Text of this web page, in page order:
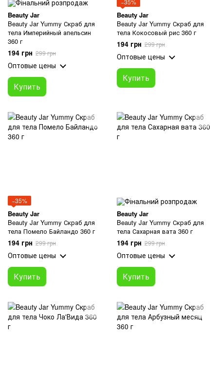
Beauty Jar
Beauty Jar Yummy Скраб для
тела Империйный апельсин
360 г
194 грн 299 грн
Оптовые цены
Купить
−35%
Beauty Jar
Beauty Jar Yummy Скраб для
тела Кокосовый рис 360 г
194 грн 299 грн
Оптовые цены
Купить
−35%
Beauty Jar
Beauty Jar Yummy Скраб для
тела Помело Байландо 360 г
194 грн 299 грн
Оптовые цены
Купить
Beauty Jar
Beauty Jar Yummy Скраб для
тела Сахарная вата 360 г
194 грн 299 грн
Оптовые цены
Купить